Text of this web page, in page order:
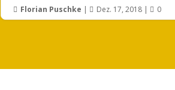
 Florian Puschke |  Dez. 17, 2018 |  0